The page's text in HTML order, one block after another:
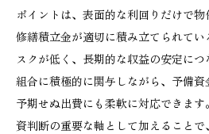
ポイントは、表面的な利回りだけで物
修繕積立金が適切に積み立てられて
スクが低く、長期的な収益の安定に
組合に積極的に関与しながら、予備資
予期せぬ出費にも柔軟に対応できま
資判断の重要な軸として加えること